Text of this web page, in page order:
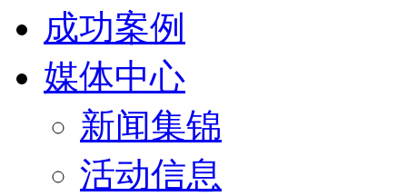
成功案例
媒体中心
新闻集锦
活动信息